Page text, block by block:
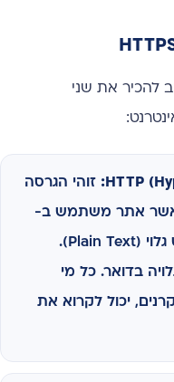
להכיר את שני
HTTP זוהי הגרסה
אתר משתמש ב-
HTTP, המידע מועבר כטקסט גלוי (Plain Text).
בדואר. כל מי
יכול לקרוא את